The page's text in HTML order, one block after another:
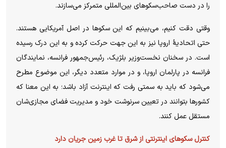
را در دست صاحب‌سکو‌های بین‌المللی متمرکز می‌سازند.
وقتی دقت کنیم، می‌بینیم که این سکو‌ها در اصل آمریکایی هستند.
حتی اتحادیهٔ اروپا نیز به این جهت حرکت کرده و به این درک رسیده
است. در سخنان نخست‌وزیر بلژیک، رئیس‌جمهور فرانسه، نمایندگان
فرانسه در پارلمان اروپا، و در موارد متعدد دیگر، این موضوع مطرح
می‌شود که باید به سمتی رفت که اینترنت آزاد باشد؛ به این معنا که
کشور‌ها بتوانند در تعیین سرنوشت خود و مدیریت فضای مجازی‌شان
مستقل عمل کنند.
کنترل سکوهای اینترنتی از شرق تا غرب زمین جریان دارد